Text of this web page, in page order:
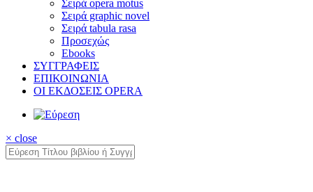
Σειρά opera motus
Σειρά graphic novel
Σειρά tabula rasa
Προσεχώς
Ebooks
ΣΥΓΓΡΑΦΕΙΣ
ΕΠΙΚΟΙΝΩΝΙΑ
ΟΙ ΕΚΔΟΣΕΙΣ OPERA
× close